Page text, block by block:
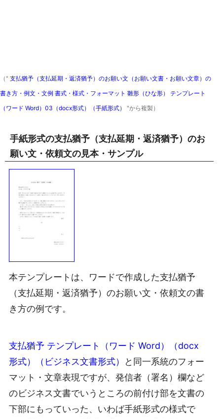
（" 支払猶予（支払延期・返済猶予）のお願い文（お願い文書・お願い文章）の
書き方・例文・文例 書式・様式・フォーマット 雛形（ひな形） テンプレート
（ワード Word）03（docx形式）（手紙形式） "から複製）
手紙形式の支払猶予（支払延期・返済猶予）のお
願い文・依頼文の見本・サンプル
本テンプレートは、ワードで作成した支払猶予
（支払延期・返済猶予）のお願い文・依頼文の書
き方の例です。
支払猶予 テンプレート（ワード Word）（docx
形式）（ビジネス文書形式）
と同一系統のフォー
マット・文章表現ですが、発信者（署名）欄など
のビジネス文書でいうところの前付け部を文書の
下部にもっていった、いわば手紙形式の様式で